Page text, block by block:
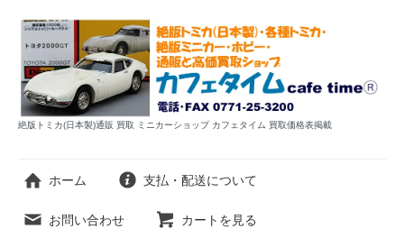
絶版トミカ(日本製)通販 買取 ミニカーショップ カフェタイム 買取価格表掲載
ホーム 支払・配送について
お問い合わせ カートを見る